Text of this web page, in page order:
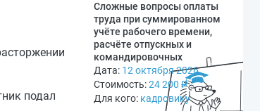
подал
Сложные вопросы оплаты
труда при суммированном
учёте рабочего времени,
расчёте отпускных и
командировочных
Дата: 12 октября 2026
Стоимость:24 200 ₽
Для кого: кадровику